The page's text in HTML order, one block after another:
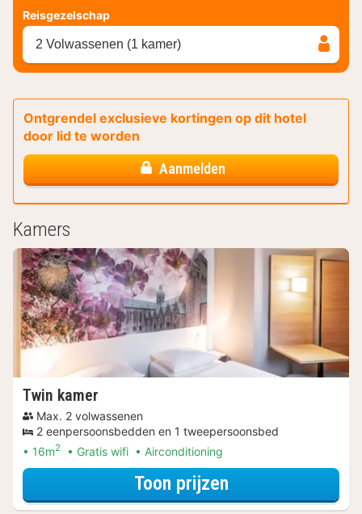
Reisgezelschap
2 Volwassenen (1 kamer)
Ontgrendel exclusieve kortingen op dit hotel
door lid te worden
Aanmelden
Kamers
Twin kamer
Max. 2 volwassenen
2 eenpersoonsbedden en 1 tweepersoonsbed
16m2 Gratis wifi Airconditioning
Toon prijzenvoor Twin kamer